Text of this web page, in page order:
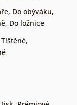
, Do obýváku,
, Do ložnice
Tištěné,